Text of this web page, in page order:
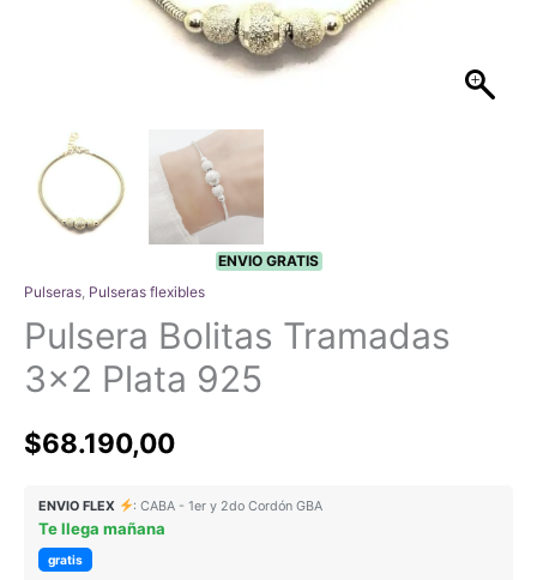
ENVIO GRATIS
Pulseras, Pulseras flexibles
Pulsera Bolitas Tramadas
3×2 Plata 925
$68.190,00
ENVIO FLEX : CABA - 1er y 2do Cordón GBA
Te llega mañana
gratis